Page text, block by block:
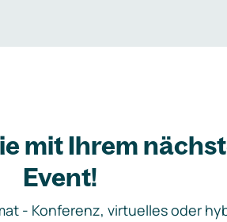
mit Ihrem
Event!
- Konferenz, virtuelles oder